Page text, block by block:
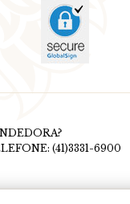
(41)3331-6900